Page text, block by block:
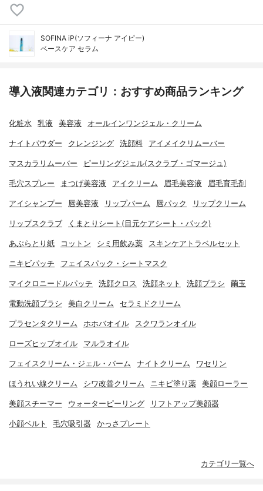
SOFINA iP(ソフィーナ アイピー)
ベースケア セラム
導入液関連カテゴリ：おすすめ商品ランキング
化粧水 乳液 美容液 オールインワンジェル・クリーム
ナイトパウダー クレンジング 洗顔料 アイメイクリムーバー
マスカラリムーバー ピーリングジェル(スクラブ・ゴマージュ)
毛穴スプレー まつげ美容液 アイクリーム 眉毛美容液 眉毛育毛剤
アイシャンプー 唇美容液 リップバーム 唇パック リップクリーム
リップスクラブ くまとりシート(目元ケアシート・パック)
あぶらとり紙 コットン シミ用飲み薬 スキンケアトラベルセット
ニキビパッチ フェイスパック・シートマスク
マイクロニードルパッチ 洗顔クロス 洗顔ネット 洗顔ブラシ 繭玉
電動洗顔ブラシ 美白クリーム セラミドクリーム
プラセンタクリーム ホホバオイル スクワランオイル
ローズヒップオイル マルラオイル
フェイスクリーム・ジェル・バーム ナイトクリーム ワセリン
ほうれい線クリーム シワ改善クリーム ニキビ塗り薬 美顔ローラー
美顔スチーマー ウォーターピーリング リフトアップ美顔器
小顔ベルト 毛穴吸引器 かっさプレート
カテゴリ一覧へ